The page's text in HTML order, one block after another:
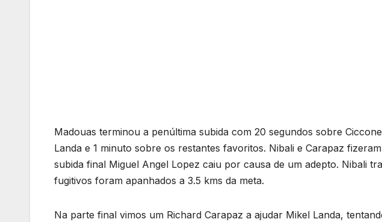
Madouas terminou a penúltima subida com 20 segundos sobre
Landa e 1 minuto sobre os restantes favoritos. Nibali e Carapaz
subida final Miguel Angel Lopez caiu por causa de um adepto. Nibali
fugitivos foram apanhados a 3.5 kms da meta.
Na parte final vimos um Richard Carapaz a ajudar Mikel Landa,